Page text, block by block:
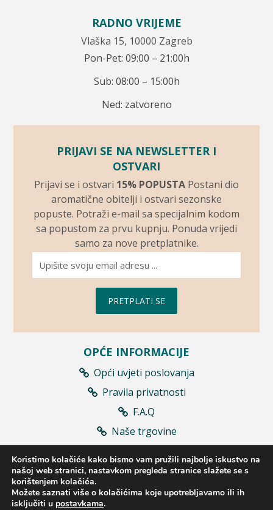
RADNO VRIJEME
Vlaška 15, 10000 Zagreb
Pon-Pet: 09:00 – 21:00h
Sub: 08:00 – 15:00h
Ned: zatvoreno
PRIJAVI SE NA NEWSLETTER I
OSTVARI
Prijavi se i ostvari 15% POPUSTA Postani dio
aromatične obitelji i ostvari sezonske
popuste. Potraži e-mail sa specijalnim kodom
sa popustom za prvu kupnju. Ponuda vrijedi
samo za nove pretplatnike.
PRETPLATI SE
OPĆE INFORMACIJE
Opći uvjeti poslovanja
Pravila privatnosti
F.A.Q
Naše trgovine
Raskid ugovora
Koristimo kolačiće kako bismo vam pružili najbolje iskustvo na
našoj web stranici, nastavkom pregleda stranice slažete se s
korištenjem kolačića.
Možete saznati više o kolačićima koje upotrebljavamo ili ih
isključiti u postavkama.